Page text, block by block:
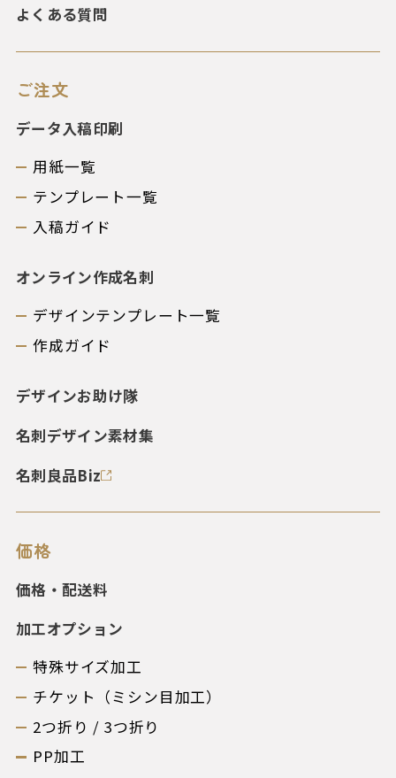
ご注文
データ入稿印刷
用紙一覧
テンプレート一覧
入稿ガイド
オンライン作成名刺
デザインテンプレート一覧
作成ガイド
デザインお助け隊
名刺デザイン素材集
名刺良品Biz
よくある質問
価格
価格・配送料
加工オプション
特殊サイズ加工
チケット（ミシン目加工）
2つ折り / 3つ折り
PP加工